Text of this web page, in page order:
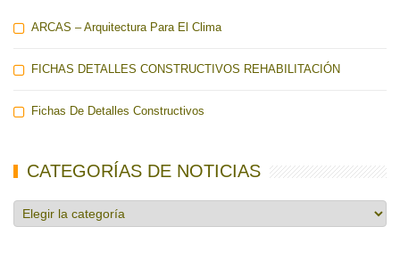
ARCAS – Arquitectura Para El Clima
FICHAS DETALLES CONSTRUCTIVOS REHABILITACIÓN
Fichas De Detalles Constructivos
CATEGORÍAS DE NOTICIAS
Categorías
de